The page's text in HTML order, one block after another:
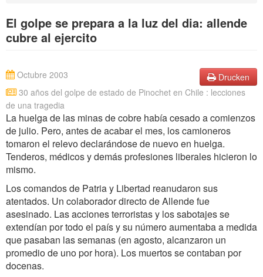
KONTAKT
El golpe se prepara a la luz del dia: allende
cubre al ejercito
Drucken
30 años del golpe de estado de Pinochet en Chile : lecciones
de una tragedia
Octubre 2003
La huelga de las minas de cobre había cesado a comienzos
de julio. Pero, antes de acabar el mes, los camioneros
tomaron el relevo declarándose de nuevo en huelga.
Tenderos, médicos y demás profesiones liberales hicieron lo
mismo.
Los comandos de Patria y Libertad reanudaron sus
atentados. Un colaborador directo de Allende fue
asesinado. Las acciones terroristas y los sabotajes se
extendían por todo el país y su número aumentaba a medida
que pasaban las semanas (en agosto, alcanzaron un
promedio de uno por hora). Los muertos se contaban por
docenas.